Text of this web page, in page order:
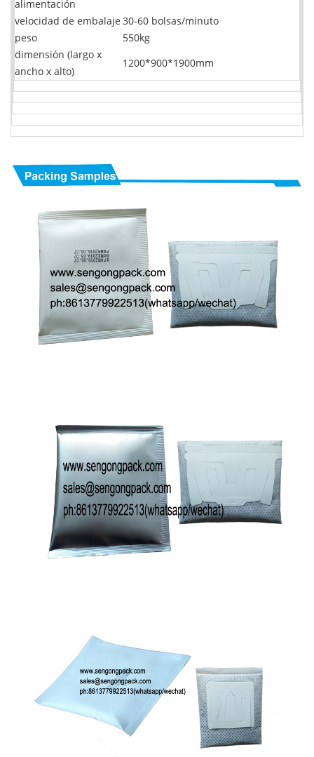
alimentación
velocidad de embalaje 30-60 bolsas/minuto
peso
550kg
dimensión (largo x
ancho x alto)
1200*900*1900mm